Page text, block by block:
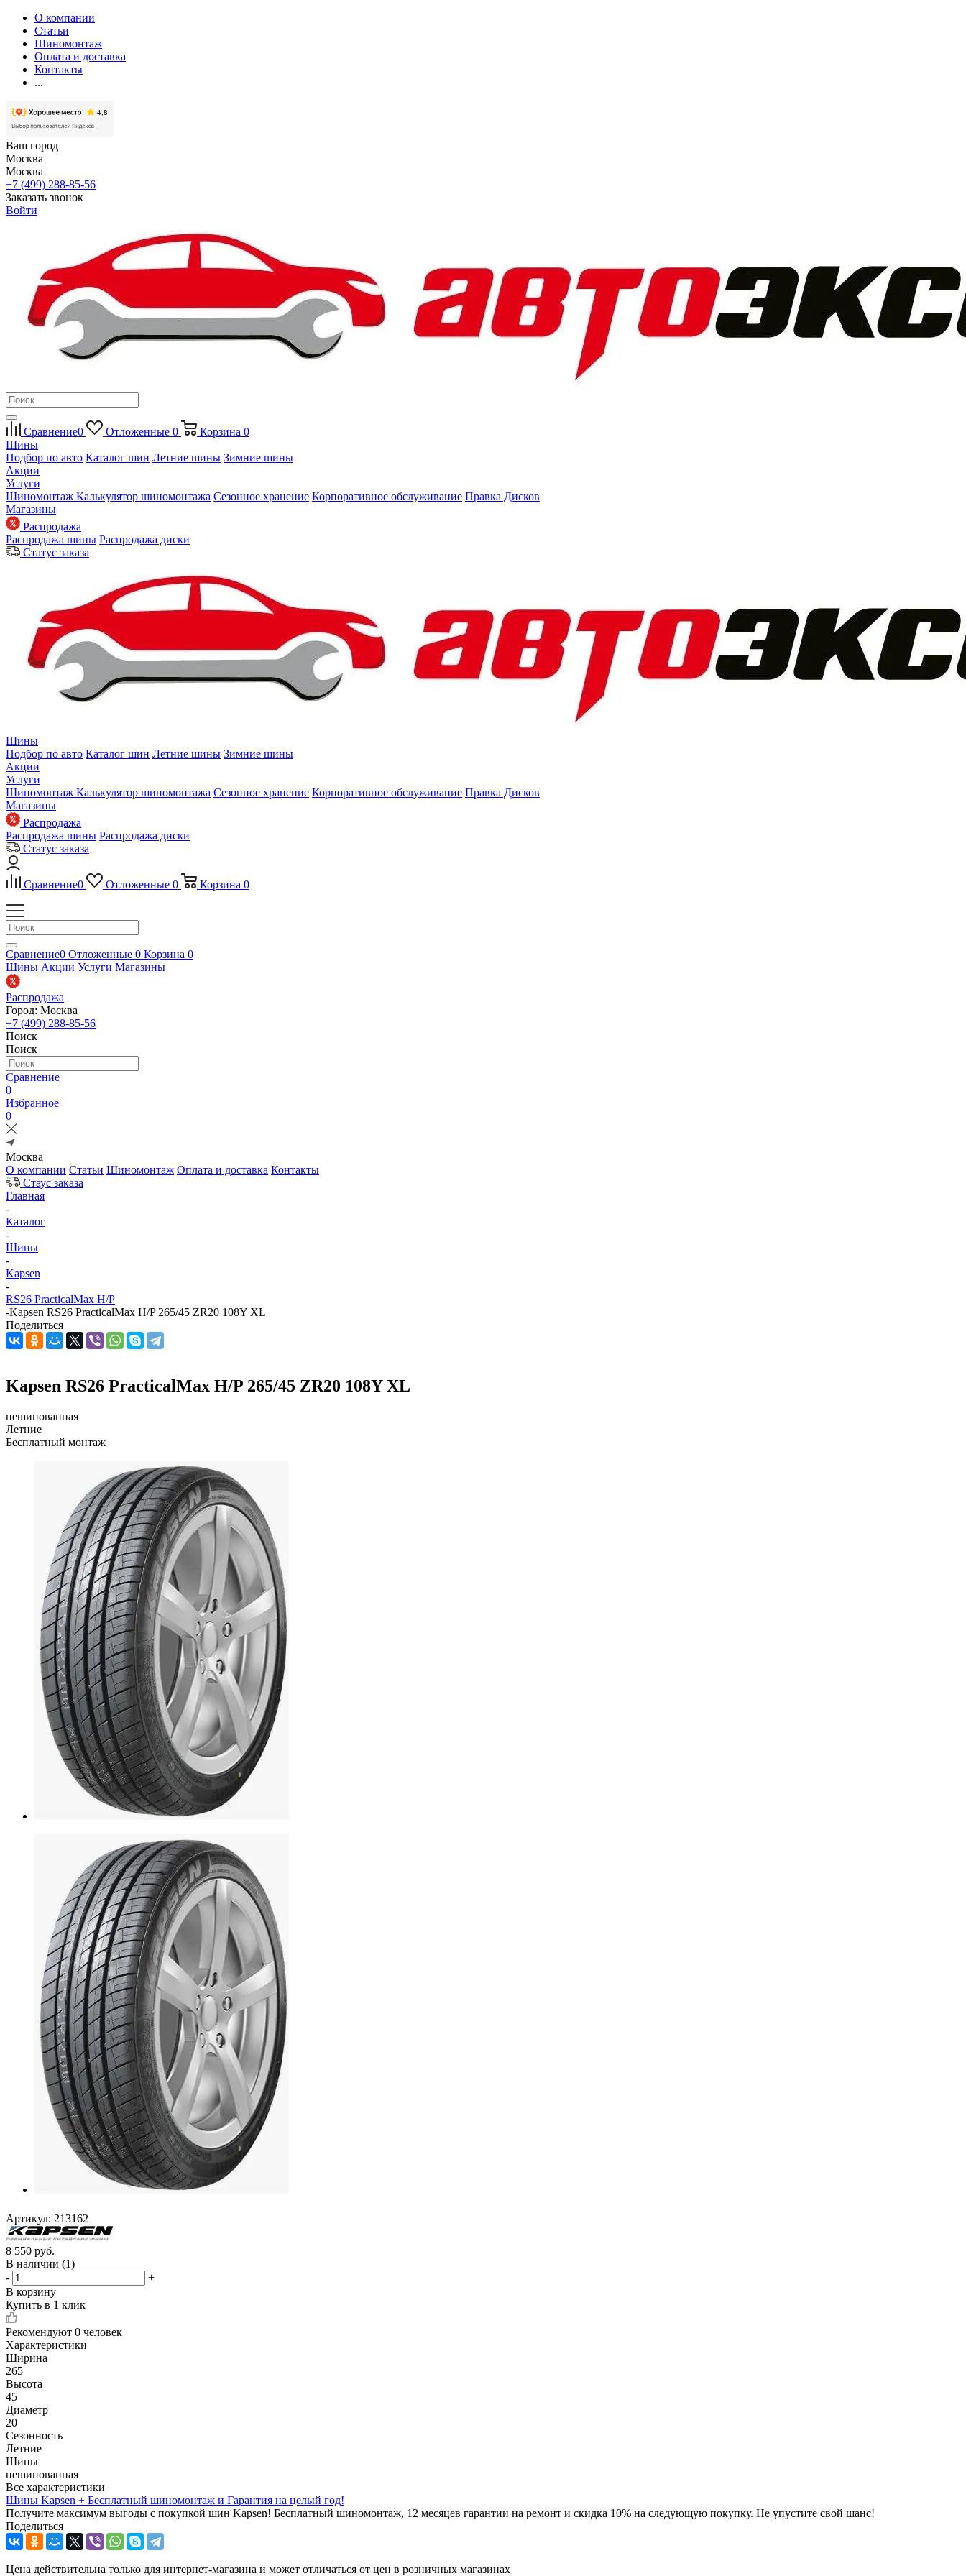
О компании
Статьи
Шиномонтаж
Оплата и доставка
Контакты
...
Ваш город
Москва
Москва
+7 (499) 288-85-56
Заказать звонок
Войти
Сравнение0 Отложенные 0 Корзина 0
Шины
Подбор по авто Каталог шин Летние шины Зимние шины
Акции
Услуги
Шиномонтаж Калькулятор шиномонтажа Сезонное хранение Корпоративное обслуживание Правка Дисков
Магазины
Распродажа
Распродажа шины Распродажа диски
Статус заказа
Шины
Подбор по авто Каталог шин Летние шины Зимние шины
Акции
Услуги
Шиномонтаж Калькулятор шиномонтажа Сезонное хранение Корпоративное обслуживание Правка Дисков
Магазины
Распродажа
Распродажа шины Распродажа диски
Статус заказа
Сравнение0 Отложенные 0 Корзина 0
Сравнение0 Отложенные 0 Корзина 0
Шины Акции Услуги Магазины
Распродажа
Город: Москва
+7 (499) 288-85-56
Поиск
Поиск
Сравнение
0
Избранное
0
Москва
О компании Статьи Шиномонтаж Оплата и доставка Контакты
Стаус заказа
Главная
-
Каталог
-
Шины
-
Kapsen
-
RS26 PracticalMax H/P
-Kapsen RS26 PracticalMax H/P 265/45 ZR20 108Y XL
Поделиться
Kapsen RS26 PracticalMax H/P 265/45 ZR20 108Y XL
нешипованная
Летние
Бесплатный монтаж
Артикул: 213162
8 550 руб.
В наличии (1)
-
+
В корзину
Купить в 1 клик
Рекомендуют 0 человек
Характеристики
Ширина
265
Высота
45
Диаметр
20
Сезонность
Летние
Шипы
нешипованная
Все характеристики
Шины Kapsen + Бесплатный шиномонтаж и Гарантия на целый год!
Получите максимум выгоды с покупкой шин Kapsen! Бесплатный шиномонтаж, 12 месяцев гарантии на ремонт и скидка 10% на следующую покупку. Не упустите свой шанс!
Поделиться
Цена действительна только для интернет-магазина и может отличаться от цен в розничных магазинах